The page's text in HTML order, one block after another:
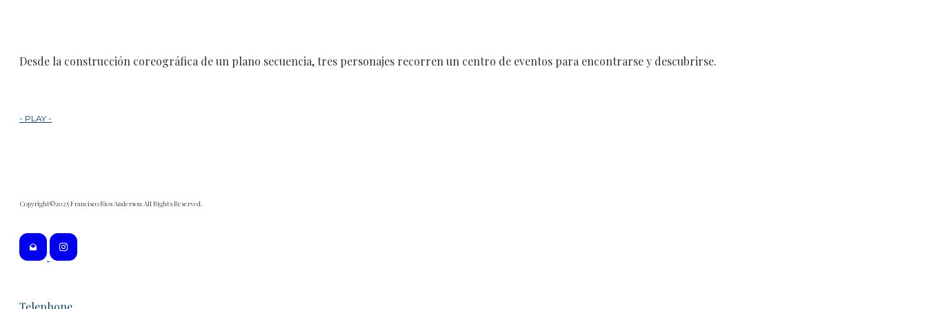
Desde la construcción coreográfica de un plano secuencia, tres personajes recorren un centro de eventos para encontrarse y descubrirse.
- PLAY -
Copyright©2025 Francisco Rios Anderson All Rights Reserved.